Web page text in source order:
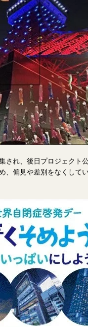
され、後日プロジェクト
、偏見や差別をなくして